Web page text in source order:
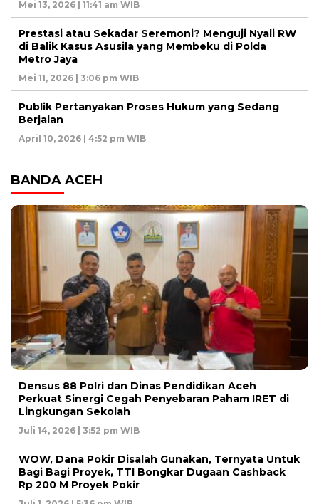
Mei 13, 2026 | 11:41 am WIB
Prestasi atau Sekadar Seremoni? Menguji Nyali RW
di Balik Kasus Asusila yang Membeku di Polda
Metro Jaya
Mei 11, 2026 | 3:06 pm WIB
Publik Pertanyakan Proses Hukum yang Sedang
Berjalan
April 10, 2026 | 4:52 pm WIB
BANDA ACEH
Densus 88 Polri dan Dinas Pendidikan Aceh
Perkuat Sinergi Cegah Penyebaran Paham IRET di
Lingkungan Sekolah
Juli 14, 2026 | 3:52 pm WIB
WOW, Dana Pokir Disalah Gunakan, Ternyata Untuk
Bagi Bagi Proyek, TTI Bongkar Dugaan Cashback
Rp 200 M Proyek Pokir